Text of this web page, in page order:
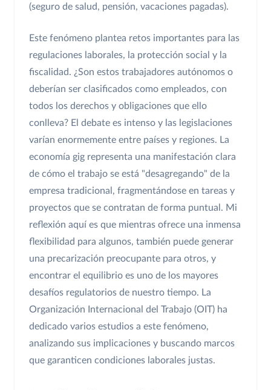
(seguro de salud, pensión, vacaciones pagadas).
Este fenómeno plantea retos importantes para las
regulaciones laborales, la protección social y la
fiscalidad. ¿Son estos trabajadores autónomos o
deberían ser clasificados como empleados, con
todos los derechos y obligaciones que ello
conlleva? El debate es intenso y las legislaciones
varían enormemente entre países y regiones. La
economía gig representa una manifestación clara
de cómo el trabajo se está "desagregando" de la
empresa tradicional, fragmentándose en tareas y
proyectos que se contratan de forma puntual. Mi
reflexión aquí es que mientras ofrece una inmensa
flexibilidad para algunos, también puede generar
una precarización preocupante para otros, y
encontrar el equilibrio es uno de los mayores
desafíos regulatorios de nuestro tiempo. La
Organización Internacional del Trabajo (OIT) ha
dedicado varios estudios a este fenómeno,
analizando sus implicaciones y buscando marcos
que garanticen condiciones laborales justas.